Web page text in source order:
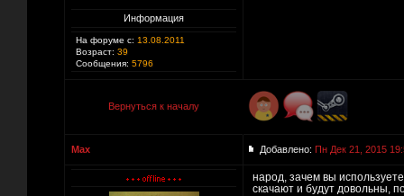
Информация
На форуме с: 13.08.2011
Возраст: 39
Сообщения: 5796
Вернуться к началу
Max Добавлено: Пн Дек 21, 2015
народ, зачем вы
скачают и будут довольны,